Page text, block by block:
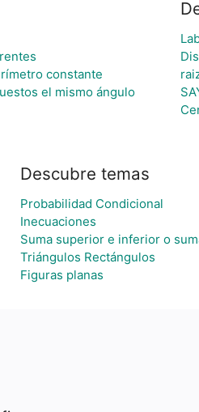
constante
el mismo ángulo
Descubre temas
Probabilidad Condicional
Inecuaciones
Suma superior e inferior o
Triángulos Rectángulos
Figuras planas